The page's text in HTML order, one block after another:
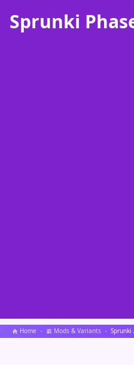
Sprunki
Home Mods & Variants